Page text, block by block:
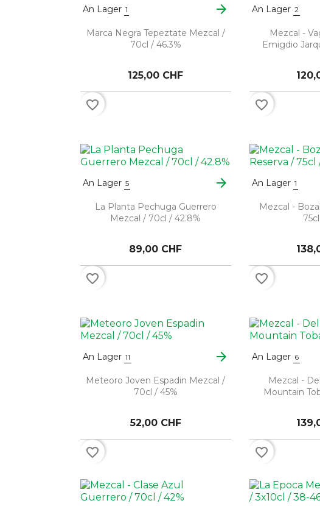
An Lager 1 arrow_forward
Marca Negra Tepeztate Mezcal /
70cl / 46.3%
125,00 CHF
favorite_border
An Lager 2
Mezcal -
Emigdio
favorite_border
An Lager 5 arrow_forward
La Planta Pechuga Guerrero
Mezcal / 70cl / 42.8%
89,00 CHF
favorite_border
An Lager 1
Mezcal -
favorite_border
An Lager 11 arrow_forward
Meteoro Joven Espadin Mezcal /
70cl / 45%
52,00 CHF
favorite_border
An Lager 6
Mezcal -
Mountain
favorite_border